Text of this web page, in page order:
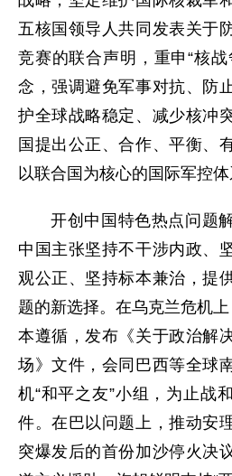
五核国领导人共同发表关于
竞赛的联合声明，重申“核
念，强调避免军事对抗、防
护全球战略稳定、减少核冲
国提出公正、合作、平衡、
以联合国为核心的国际军控体
开创中国特色热点问题
中国主张坚持不干涉内政、
观公正、坚持标本兼治，提
题的新选择。在乌克兰危机
本遵循，发布《关于政治解
场》文件，会同巴西等全球
机“和平之友”小组，为止战
件。在巴以问题上，推动安
突爆发后的首份加沙停火决